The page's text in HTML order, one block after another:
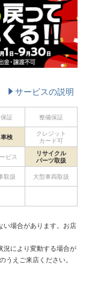
サービスの説明
証 整備保証
検
クレジット
カード可
ビス
リサイクル
パーツ取扱
取扱 大型車両取扱
い場合があります。お店
況により変動する場合が
うえご来店ください。